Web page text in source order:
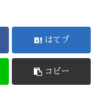
はてブ
コピー